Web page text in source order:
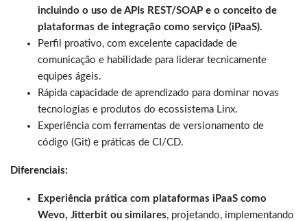
incluindo o uso de APIs REST/SOAP e o conceito de
plataformas de integração como serviço (iPaaS).
Perfil proativo, com excelente capacidade de
comunicação e habilidade para liderar tecnicamente
equipes ágeis.
Rápida capacidade de aprendizado para dominar novas
tecnologias e produtos do ecossistema Linx.
Experiência com ferramentas de versionamento de
código (Git) e práticas de CI/CD.
Diferenciais:
Experiência prática com plataformas iPaaS como
Wevo, Jitterbit ou similares, projetando, implementando